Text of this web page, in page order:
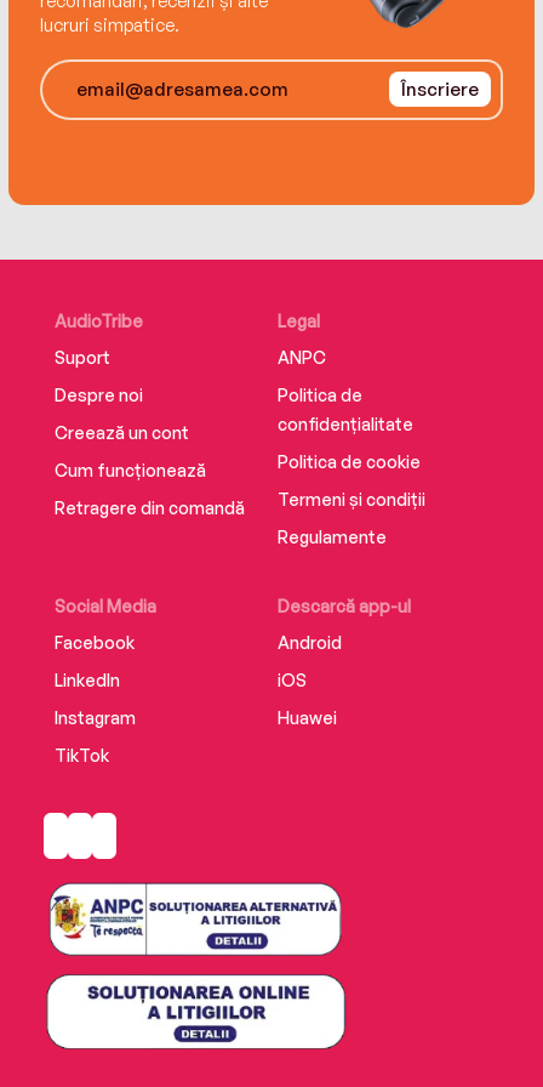
lucruri simpatice.
Înscriere
AudioTribe
Suport
Despre noi
Creează un cont
Cum funcționează
Retragere din comandă
Social Media
Facebook
LinkedIn
Instagram
TikTok
Descarcă app-ul
Android
iOS
Huawei
Legal
ANPC
Politica de
confidențialitate
Politica de cookie
Termeni și condiții
Regulamente